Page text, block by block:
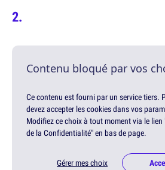
Contenu bloqué par vos
Ce contenu est fourni par un service tiers.
devez accepter les cookies dans vos
Modifiez ce choix à tout moment via le lien
de la Confidentialité" en bas de page.
Gérer mes choix